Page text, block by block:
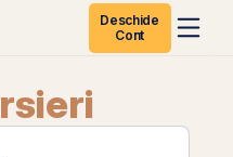
Deschide
Cont